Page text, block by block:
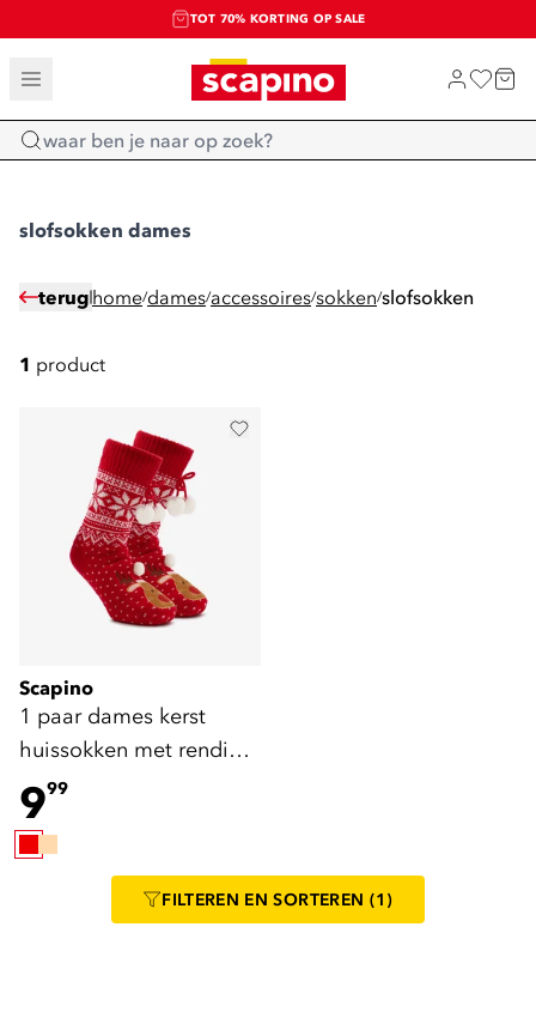
TOT 70% KORTING OP SALE
SALE: LAATSTE KANS!
SHOP NIEUW
Home
slofsokken dames
terug home/dames/accessoires/sokken/slofsokken
1 product
Scapino
1 paar dames kerst
huissokken met rendier
rood
999
FILTEREN EN SORTEREN (1)